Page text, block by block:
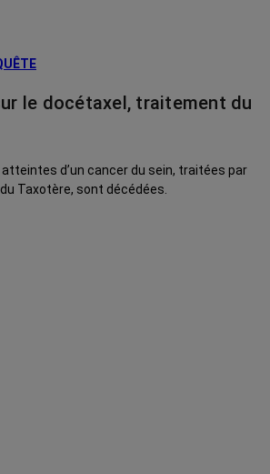
le docétaxel, traitement du
d’un cancer du sein, traitées par
Taxotère, sont décédées.